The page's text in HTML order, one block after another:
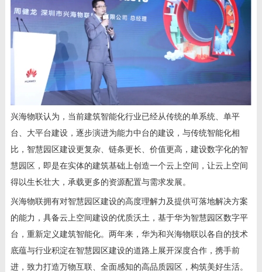
兴海物联认为，当前建筑智能化行业已经从传统的单系统、单平
台、大平台建设，逐步演进为能力中台的建设，与传统智能化相
比，智慧园区建设更复杂、链条更长、价值更高，建设数字化的智
慧园区，即是在实体的建筑基础上创造一个云上空间，让云上空间
得以生长壮大，承载更多的资源配置与需求发展。
兴海物联拥有对智慧园区建设的高度理解力及提供可落地解决方案
的能力，具备云上空间建设的优质沃土，基于华为智慧园区数字平
台，重新定义建筑智能化。两年来，华为和兴海物联以各自的技术
底蕴与行业积淀在智慧园区建设的道路上展开深度合作，携手前
进，致力打造万物互联、全面感知的高品质园区，构筑美好生活。